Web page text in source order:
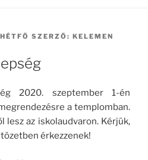
SZERZŐ: KELEMEN
2020. szeptember 1-én
a templomban.
lesz az iskolaudvaron. Kérjük,
érkezzenek!